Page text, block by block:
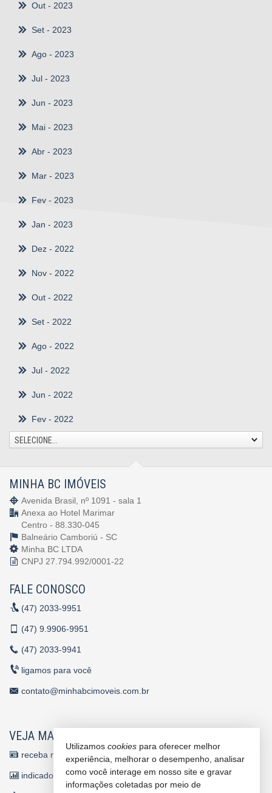
Out - 2023
Set - 2023
Ago - 2023
Jul - 2023
Jun - 2023
Mai - 2023
Abr - 2023
Mar - 2023
Fev - 2023
Jan - 2023
Dez - 2022
Nov - 2022
Out - 2022
Set - 2022
Ago - 2022
Jul - 2022
Jun - 2022
Fev - 2022
SELECIONE...
MINHA BC IMÓVEIS
Avenida Brasil, nº 1091 - sala 1
Anexa ao Hotel Marimar
Centro - 88.330-045
Balneário Camboriú - SC
Minha BC LTDA
CNPJ 27.794.992/0001-22
FALE CONOSCO
(47) 2033-9951
(47) 9.9906-9951
(47) 2033-9941
ligamos para você
contato@minhabcimoveis.com.br
VEJA MAIS
receba nosso newsletter
indicadores financeiros
Utilizamos cookies para oferecer melhor
experiência, melhorar o desempenho, analisar
como você interage em nosso site e gravar
informações coletadas por meio de